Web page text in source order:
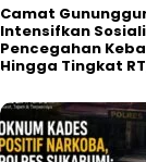
‎‎Camat
Intensifkan
Pencegahan
Hingga Tingkat